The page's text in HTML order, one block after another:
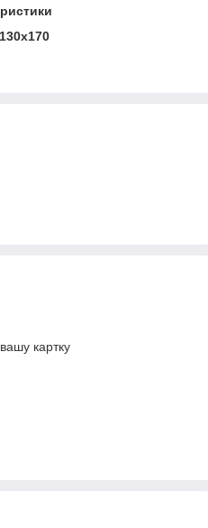
130х170
картку